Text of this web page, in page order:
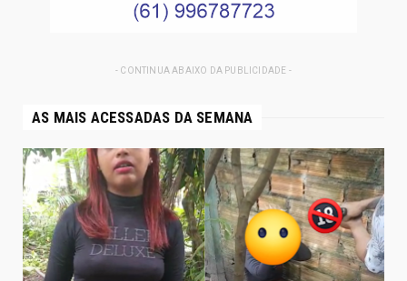
- CONTINUA ABAIXO DA PUBLICIDADE -
AS MAIS ACESSADAS DA SEMANA